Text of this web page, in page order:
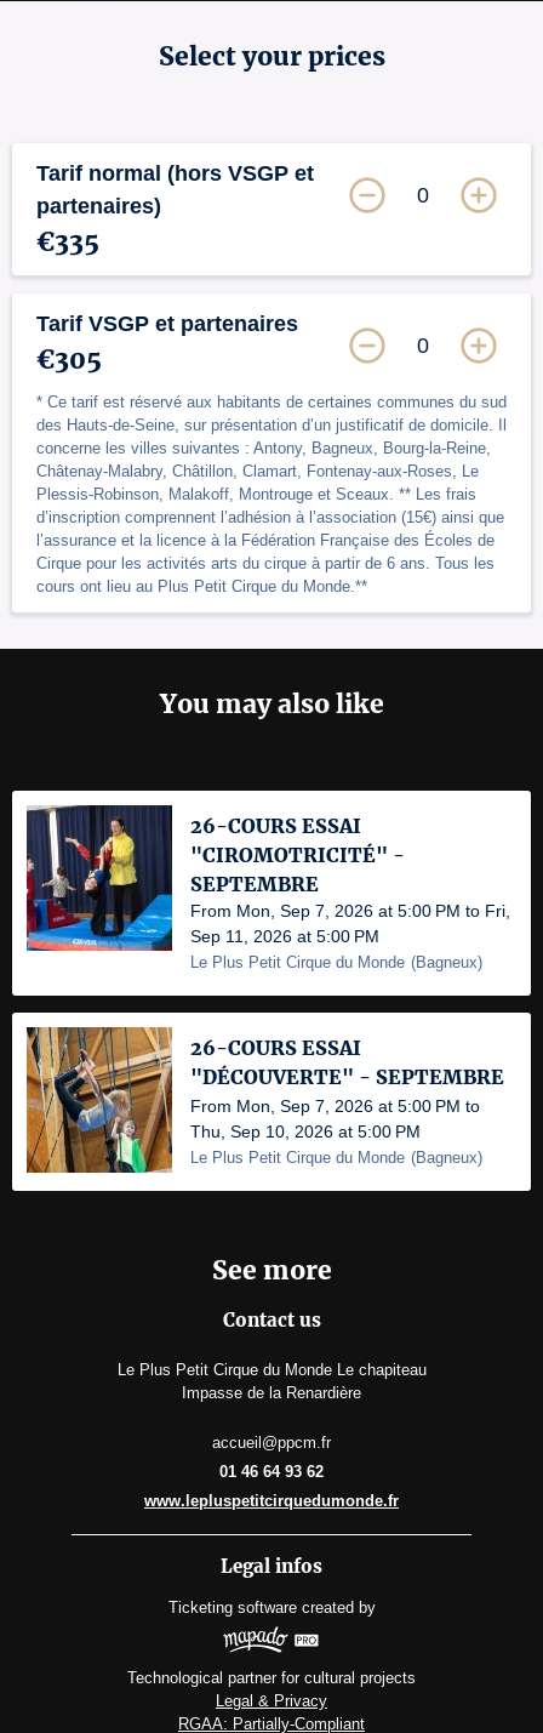
Select your prices
Tarif normal (hors VSGP et
partenaires)
€335
0
Tarif VSGP et partenaires
€305
* Ce tarif est réservé aux habitants de certaines communes du sud
des Hauts-de-Seine, sur présentation d’un justificatif de domicile. Il
concerne les villes suivantes : Antony, Bagneux, Bourg-la-Reine,
Châtenay-Malabry, Châtillon, Clamart, Fontenay-aux-Roses, Le
Plessis-Robinson, Malakoff, Montrouge et Sceaux. ** Les frais
d’inscription comprennent l’adhésion à l’association (15€) ainsi que
l’assurance et la licence à la Fédération Française des Écoles de
Cirque pour les activités arts du cirque à partir de 6 ans. Tous les
cours ont lieu au Plus Petit Cirque du Monde.**
0
You may also like
26-COURS ESSAI
"CIROMOTRICITÉ" -
SEPTEMBRE
From Mon, Sep 7, 2026 at 5:00 PM to Fri,
Sep 11, 2026 at 5:00 PM
Le Plus Petit Cirque du Monde (Bagneux)
26-COURS ESSAI
"DÉCOUVERTE" - SEPTEMBRE
From Mon, Sep 7, 2026 at 5:00 PM to
Thu, Sep 10, 2026 at 5:00 PM
Le Plus Petit Cirque du Monde (Bagneux)
See more
Contact us
Le Plus Petit Cirque du Monde Le chapiteau
Impasse de la Renardière
accueil@ppcm.fr
01 46 64 93 62
www.lepluspetitcirquedumonde.fr
Legal infos
Ticketing software created by
Technological partner for cultural projects
Legal & Privacy
RGAA: Partially-Compliant